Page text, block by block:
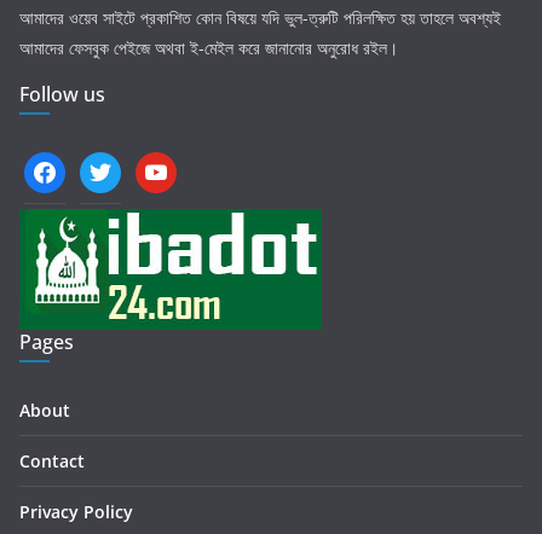
আমাদের ওয়েব সাইটে প্রকাশিত কোন বিষয়ে যদি ভুল-ত্রুটি পরিলক্ষিত হয় তাহলে অবশ্যই
আমাদের ফেসবুক পেইজে অথবা ই-মেইল করে জানানোর অনুরোধ রইল।
Follow us
facebooktwitter youtube
Pages
About
Contact
Privacy Policy